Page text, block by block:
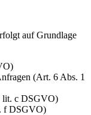
auf Grundlage
(Art. 6 Abs. 1
lit. c DSGVO)
f DSGVO)